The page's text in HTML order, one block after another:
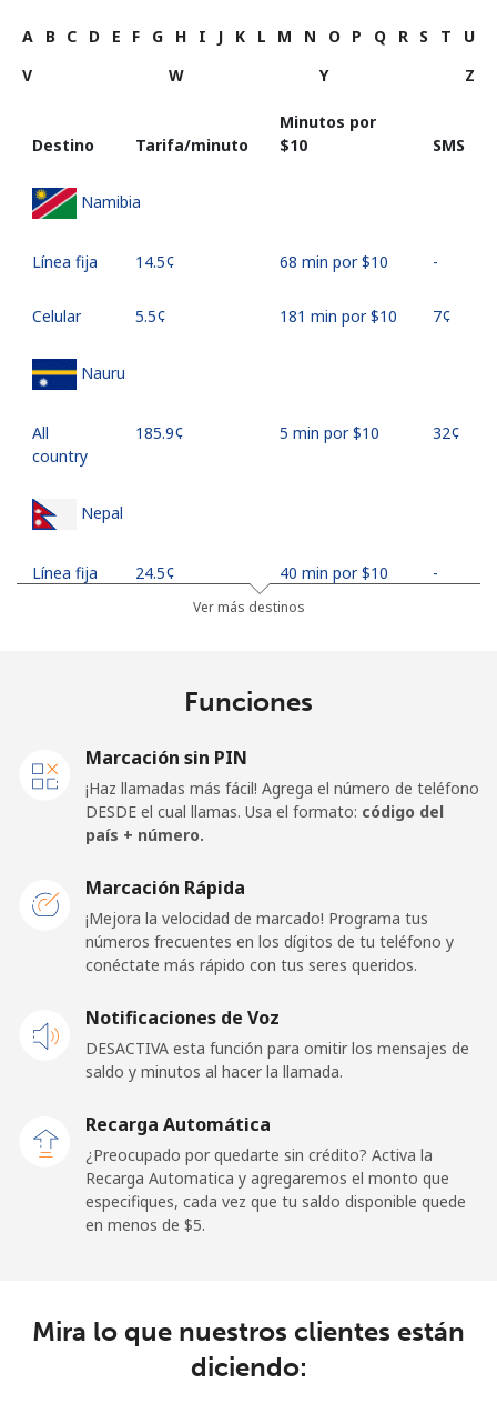
A B C D E F G H I J K L M N O P Q R S T
U
V
W Y Z
Destino Tarifa/minuto
Minutos por
⁦$10⁩
SMS
Namibia
Línea fija ⁦14.5¢⁩ 68 min por ⁦$10⁩ -
Celular ⁦5.5¢⁩ 181 min por ⁦$10⁩ ⁦7¢⁩
Nauru
All
country
⁦185.9¢⁩ 5 min por ⁦$10⁩ ⁦32¢⁩
Nepal
Línea fija ⁦24.5¢⁩ 40 min por ⁦$10⁩ -
⁦22.5¢⁩ 44 min por ⁦$10⁩ ⁦13¢⁩
Línea fija ⁦45.5¢⁩ 21 min por ⁦$10⁩
⁦48.9¢⁩ 20 min por ⁦$10⁩
New Zealand
Celular ⁦6.9¢⁩
Nicaragua
Ver más destinos
Funciones
Marcación sin PIN
¡Haz llamadas más fácil! Agrega el número de teléfono
DESDE el cual llamas. Usa el formato: código del
país + número.
Marcación Rápida
¡Mejora la velocidad de marcado! Programa tus
números frecuentes en los dígitos de tu teléfono y
conéctate más rápido con tus seres queridos.
Notificaciones de Voz
DESACTIVA esta función para omitir los mensajes de
saldo y minutos al hacer la llamada.
Recarga Automática
¿Preocupado por quedarte sin crédito? Activa la
Recarga Automatica y agregaremos el monto que
especifiques, cada vez que tu saldo disponible quede
en menos de ⁦$5⁩.
Mira lo que nuestros clientes están
diciendo: